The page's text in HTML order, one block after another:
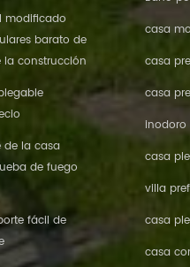
modificado
barato de
la construcción
de la casa
de fuego
fácil de
casa
casa
casa
inodoro
casa
villa
casa
casa